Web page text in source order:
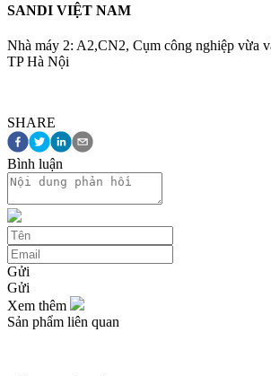
SANDI VIỆT NAM
Nhà máy 2: A2,CN2, Cụm công nghiệp vừa
TP Hà Nội
SHARE
Bình luận
Gửi
Gửi
Xem thêm
Sản phẩm liên quan